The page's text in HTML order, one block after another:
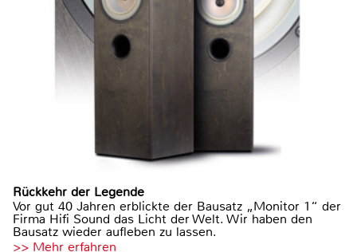
Rückkehr der Legende
Vor gut 40 Jahren erblickte der Bausatz „Monitor 1“ der
Firma Hifi Sound das Licht der Welt. Wir haben den
Bausatz wieder aufleben zu lassen.
>> Mehr erfahren